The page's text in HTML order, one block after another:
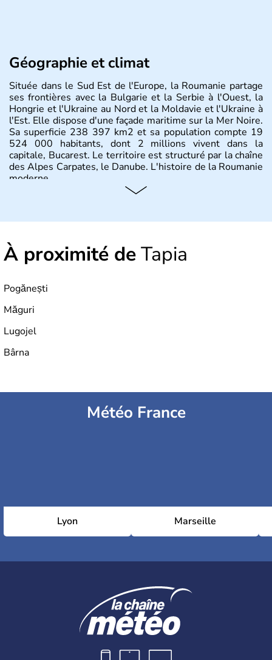
Géographie et climat
Située dans le Sud Est de l'Europe, la Roumanie partage
ses frontières avec la Bulgarie et la Serbie à l'Ouest, la
Hongrie et l'Ukraine au Nord et la Moldavie et l'Ukraine à
l'Est. Elle dispose d'une façade maritime sur la Mer Noire.
Sa superficie 238 397 km2 et sa population compte 19
524 000 habitants, dont 2 millions vivent dans la
capitale, Bucarest. Le territoire est structuré par la chaîne
des Alpes Carpates, le Danube. L'histoire de la Roumanie
moderne.
À proximité deTapia
Pogănești
Măguri
Lugojel
Bârna
Météo France
Lyon Marseille